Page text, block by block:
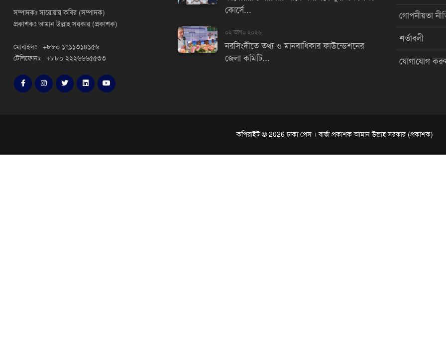
সম্পাদকঃ সারোয়ার কবির (সম্পাদক)
প্রকাশকঃ আমান উল্লাহ সরকার (প্রকাশক)
মোবাইলঃ +৮৮০ ১৭১১৩১৪১৫৬
টেলিফোনঃ +৮৮০ ২২২৬৬৬৫৫৩৩
কোর্সে...
০২ আগu ২০২৬
নরসিংদীতে তথ্য ও মানবাধিকার ফাউন্ডেশনের
জেলা কমিটি...
গোপনীয়তা
শর্তাবলী
যোগাযোগ
কপিরাইট © 2026 ঢাকা প্রেস । বার্তা প্রকাশক আমান উল্লাহ সরকার (প্রকাশক)